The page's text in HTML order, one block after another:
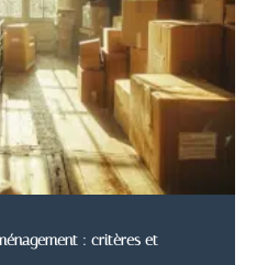
: critères et